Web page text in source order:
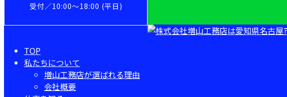
受付／10:00～18:00 (平日)
TOP
私たちについて
増山工務店が選ばれる理由
会社概要